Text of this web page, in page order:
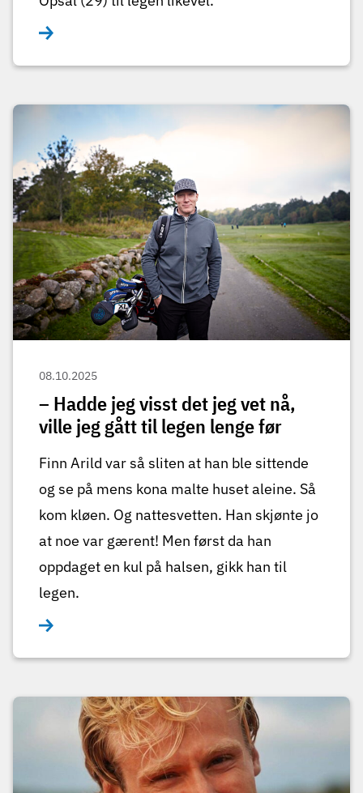
08.10.2025
– Hadde jeg visst det jeg vet nå,
ville jeg gått til legen lenge før
Finn Arild var så sliten at han ble sittende
og se på mens kona malte huset aleine. Så
kom kløen. Og nattesvetten. Han skjønte jo
at noe var gærent! Men først da han
oppdaget en kul på halsen, gikk han til
legen.